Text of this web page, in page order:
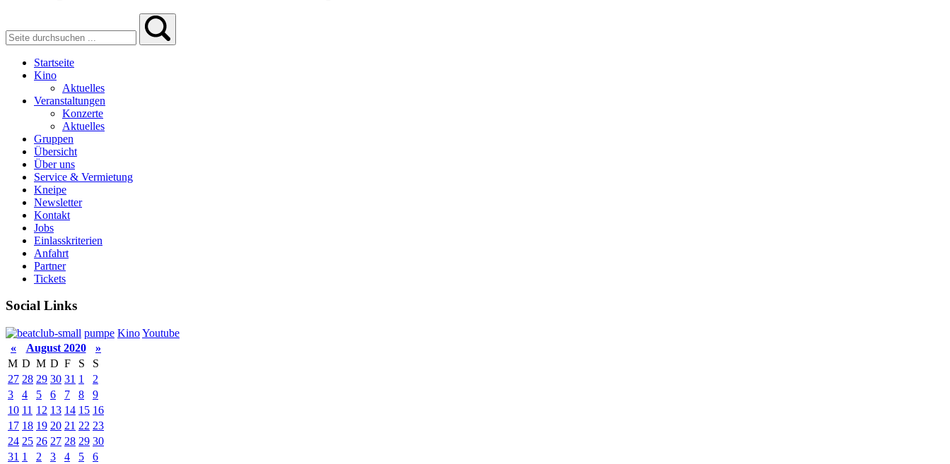
Startseite
Kino
Aktuelles
Veranstaltungen
Konzerte
Aktuelles
Gruppen
Übersicht
Über uns
Service & Vermietung
Kneipe
Newsletter
Kontakt
Jobs
Einlasskriterien
Anfahrt
Partner
Tickets
Social Links
pumpe KinoYoutube
«
August 2020
»
M D M D F S
S
27 28 29 30 31 1
2
3
4 5 6 7 8
9
10 11 12 13 14 15 16
17 18 19 20 21 22 23
24 25 26 27 28 29 30
31 1 2 3 4 5 6